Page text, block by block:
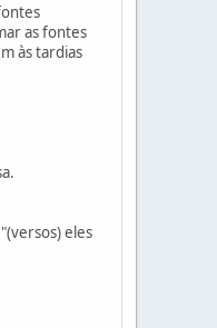
as fontes
às tardias
eles